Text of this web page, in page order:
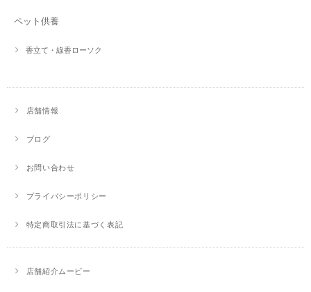
ペット供養
香立て・線香ローソク
店舗情報
ブログ
お問い合わせ
プライバシーポリシー
特定商取引法に基づく表記
店舗紹介ムービー